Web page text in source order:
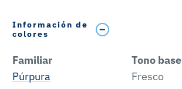
Información de
colores
Familiar
Púrpura
Tono base
Fresco